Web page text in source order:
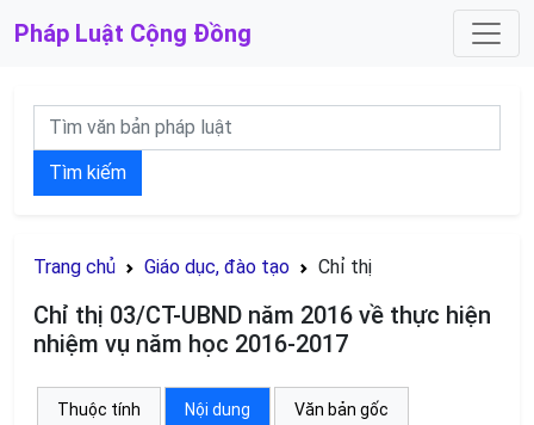
Pháp Luật Cộng Đồng
Tìm kiếm
Trang chủ Giáo dục, đào tạo Chỉ thị
Chỉ thị 03/CT-UBND năm 2016 về thực hiện
nhiệm vụ năm học 2016-2017
Thuộc tính Nội dung Văn bản gốc